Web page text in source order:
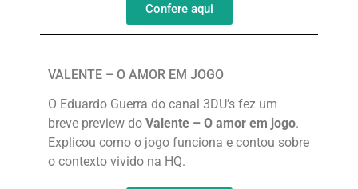
Confere aqui
VALENTE – O AMOR EM JOGO
O Eduardo Guerra do canal 3DU’s fez um
breve preview do Valente – O amor em jogo.
Explicou como o jogo funciona e contou sobre
o contexto vivido na HQ.